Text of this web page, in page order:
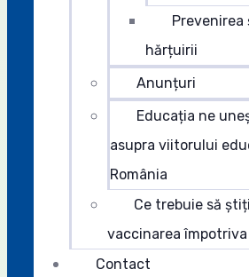
Prevenirea
hărțuirii
Anunțuri
Educația ne
asupra viitorului
România
Ce trebuie să
vaccinarea împotriva
Contact